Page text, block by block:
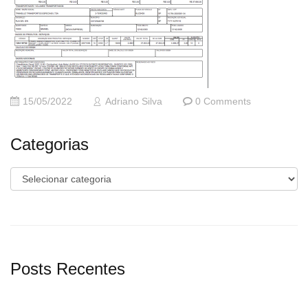
15/05/2022 Adriano Silva 0 Comments
Categorias
Categorias
Posts Recentes